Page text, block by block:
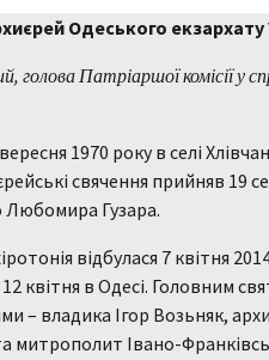
Одеського
голова Патріаршої комісії
1970 року в селі
свячення прийняв 19
Любомира Гузара.
відбулася 7 квітня
12 квітня в Одесі. Головним
– владика Ігор Возьняк,
митрополит Івано-